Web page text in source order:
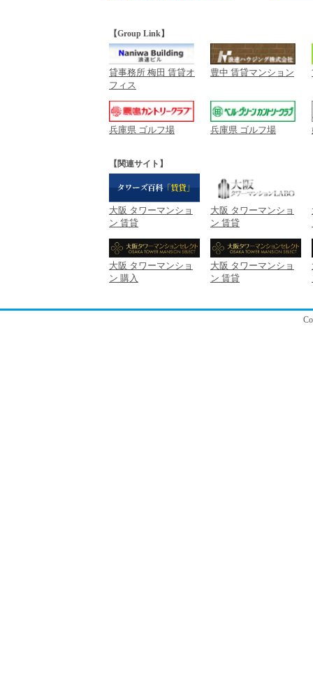
【Group Link】
貸事務所 梅田 賃貸オ
フィス
豊中 賃貸マンション
兵庫県 ゴルフ場 兵庫県 ゴルフ場
【関連サイト】
大阪 タワーマンショ
ン 賃貸
大阪 タワーマンショ
ン 賃貸
大阪 タワーマンショ
ン 購入
大阪 タワーマンショ
ン 賃貸